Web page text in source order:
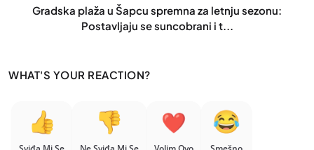
Gradska plaža u Šapcu spremna za letnju sezonu:
Postavljaju se suncobrani i t...
WHAT'S YOUR REACTION?